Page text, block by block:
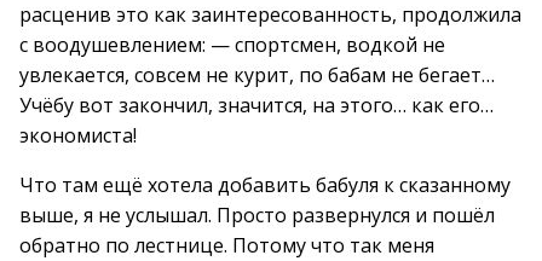
расценив это как заинтересованность, продолжила
с воодушевлением: — спортсмен, водкой не
увлекается, совсем не курит, по бабам не бегает…
Учёбу вот закончил, значится, на этого… как его…
экономиста!
Что там ещё хотела добавить бабуля к сказанному
выше, я не услышал. Просто развернулся и пошёл
обратно по лестнице. Потому что так меня